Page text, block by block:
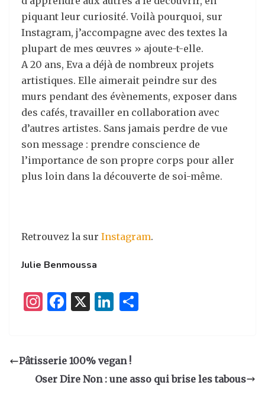
piquant leur curiosité. Voilà pourquoi, sur
Instagram, j’accompagne avec des textes la
plupart de mes œuvres » ajoute-t-elle.
A 20 ans, Eva a déjà de nombreux projets
artistiques. Elle aimerait peindre sur des
murs pendant des évènements, exposer dans
des cafés, travailler en collaboration avec
d’autres artistes. Sans jamais perdre de vue
son message : prendre conscience de
l’importance de son propre corps pour aller
plus loin dans la découverte de soi-même.
Retrouvez la sur Instagram.
Julie Benmoussa
I
a
g
F
e
b
X
Li
e
dI er
Pâtisserie 100% vegan !
Oser Dire Non : une asso qui brise les tabous